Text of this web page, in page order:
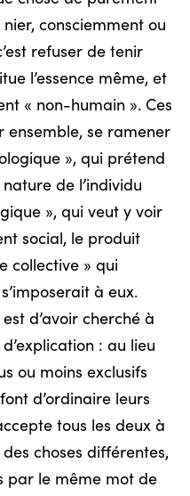
consciemment ou
refuser de tenir
l’essence même, et
« non-humain ». Ces
ensemble, se ramener
», qui prétend
de l’individu
», qui veut y voir
social, le produit
collective » qui
à eux.
d’avoir cherché à
: au lieu
ou moins exclusifs
d’ordinaire leurs
tous les deux à
choses différentes,
par le même mot de